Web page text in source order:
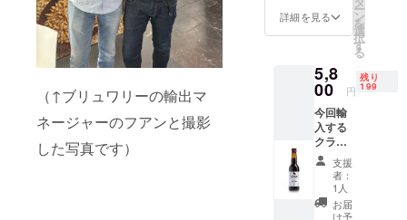
（↑ブリュワリーの輸出マ
ネージャーのフアンと撮影
した写真です）
アロ
た飲み
口。ハ
クルス
などの
アペタ
イザー
との相
性が良
い。無
330ml
定価
抜） 綺
麗な琥
珀色。
しっか
りとし
た苦味
とシェ
リー樽
の香り
がしっ
かりと
詳細を見る ー
ン
を
選
択
す
る
5,8
00 円
残り
199
今回輸
入する
クラフ
トビー
ルPX6
本セッ
ト
TORO
支援
者：
1人
お届
け予